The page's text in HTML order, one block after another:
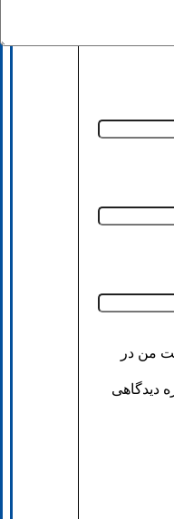
من در
دیدگاهی